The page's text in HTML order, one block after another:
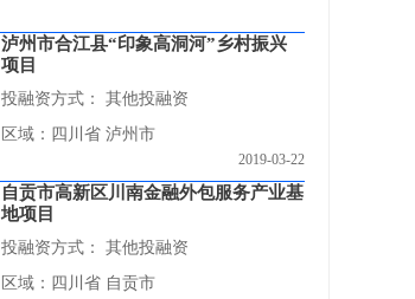
泸州市合江县“印象高洞河”乡村振兴
项目
投融资方式：
其他投融资
区域：四川省 泸州市
2019-03-22
自贡市高新区川南金融外包服务产业基
地项目
投融资方式：
其他投融资
区域：四川省 自贡市